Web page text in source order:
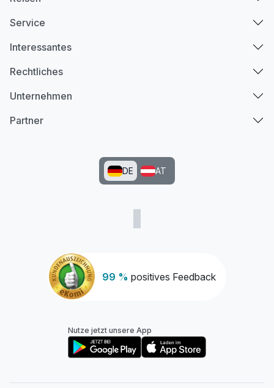
Suite Deluxe
Ausstattung 99 % positives Feedback
Service
Interessantes
Rechtliches
Unternehmen
Partner
DE AT
Nutze jetzt unsere App